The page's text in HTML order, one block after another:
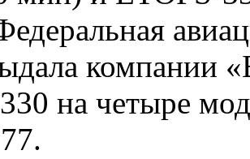
компании
на четыре